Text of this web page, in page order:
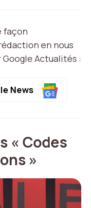
façon
en nous
Actualités :
News
« Codes
»